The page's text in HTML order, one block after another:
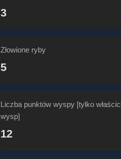
3
Złowione ryby
5
Liczba punktów wyspy [tylko
wysp]
12